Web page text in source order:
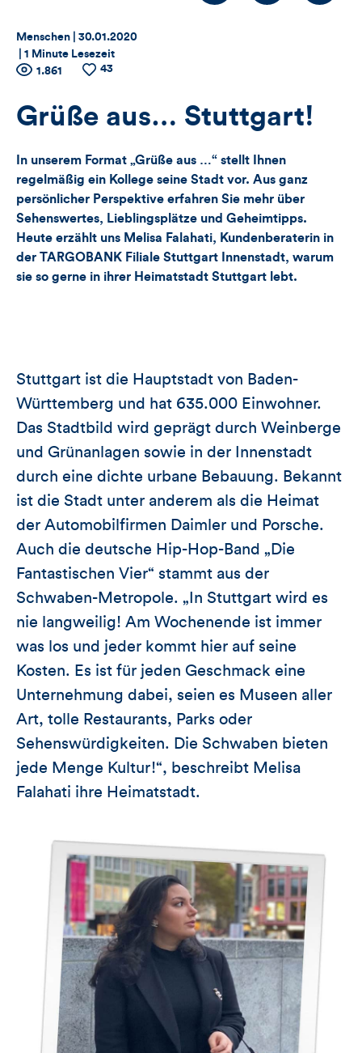
Thema:
Menschen | Datum:
30.01.2020
1 Minute Lesezeit
Zähler
für
Views,
Likes
und
Kommentare
dieses
Anzahl
Views
1.861
Anzahl
43
Grüße aus… Stuttgart!
In unserem Format „Grüße aus …“ stellt Ihnen
regelmäßig ein Kollege seine Stadt vor. Aus ganz
persönlicher Perspektive erfahren Sie mehr über
Sehenswertes, Lieblingsplätze und Geheimtipps.
Heute erzählt uns Melisa Falahati, Kundenberaterin in
der TARGOBANK Filiale Stuttgart Innenstadt, warum
sie so gerne in ihrer Heimatstadt Stuttgart lebt.
Stuttgart ist die Hauptstadt von Baden-
Württemberg und hat 635.000 Einwohner.
Das Stadtbild wird geprägt durch Weinberge
und Grünanlagen sowie in der Innenstadt
durch eine dichte urbane Bebauung. Bekannt
ist die Stadt unter anderem als die Heimat
der Automobilfirmen Daimler und Porsche.
Auch die deutsche Hip-Hop-Band „Die
Fantastischen Vier“ stammt aus der
Schwaben-Metropole. „In Stuttgart wird es
nie langweilig! Am Wochenende ist immer
was los und jeder kommt hier auf seine
Kosten. Es ist für jeden Geschmack eine
Unternehmung dabei, seien es Museen aller
Art, tolle Restaurants, Parks oder
Sehenswürdigkeiten. Die Schwaben bieten
jede Menge Kultur!“, beschreibt Melisa
Falahati ihre Heimatstadt.